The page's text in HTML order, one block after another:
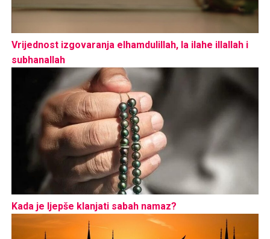
Vrijednost izgovaranja elhamdulillah, la ilahe illallah i
subhanallah
Kada je ljepše klanjati sabah namaz?